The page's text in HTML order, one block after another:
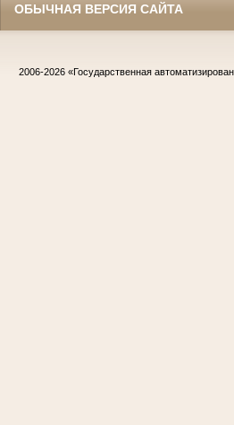
ОБЫЧНАЯ ВЕРСИЯ САЙТА
2006-2026 «Государственная